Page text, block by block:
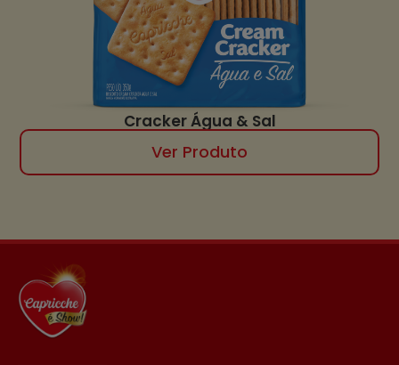
Cracker Água & Sal
Ver Produto